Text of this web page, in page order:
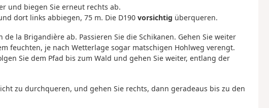
und biegen Sie erneut rechts ab.
dort links abbiegen, 75 m. Die D190 vorsichtig überqueren.
la Brigandière ab. Passieren Sie die Schikanen. Gehen Sie weiter
feuchten, je nach Wetterlage sogar matschigen Hohlweg verengt.
Sie dem Pfad bis zum Wald und gehen Sie weiter, entlang der
zu durchqueren, und gehen Sie rechts, dann geradeaus bis zu den